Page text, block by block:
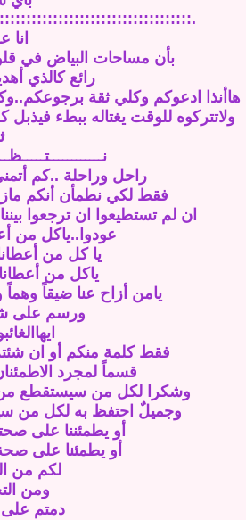
:::::::::::::::::::::::::::
انا
بأن مساحات البياض في
رائع كالذي
هاأنذا ادعوكم وكلي ثقة
ولاتتركوه للوقت يغتاله ببطء
راحل وراحلة ..كم
فقط لكي نطمأن أنكم
ان لم تستطيعوا ان ترجعوا
عودوا..ياكل من
يا كل من
ياكل من
يامن أزاح عنا ضيقاً وهماً
ورسم على
فقط كلمة منكم أو ان
قسماً لمجرد
وشكرا لكل من سيستقطع من
وجميلٌ احتفظ به لكل من
أو يطمئننا على
أو يطمئنا على
لكم من
ومن
دمتم